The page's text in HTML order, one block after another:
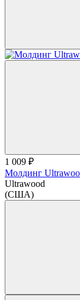
1 009 ₽
Молдинг
Ultrawood
(США)